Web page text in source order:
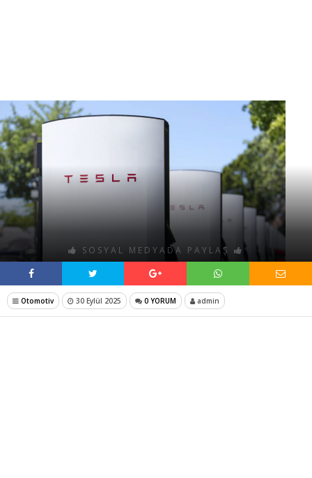
SOSYAL MEDYADA PAYLAŞ
Otomotiv 30 Eylül 2025 0 YORUM admin